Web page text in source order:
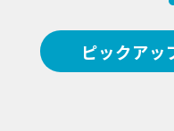
ピックアッ